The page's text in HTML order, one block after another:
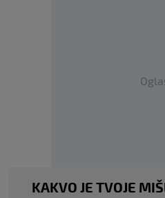
KAKVO JE TVOJE